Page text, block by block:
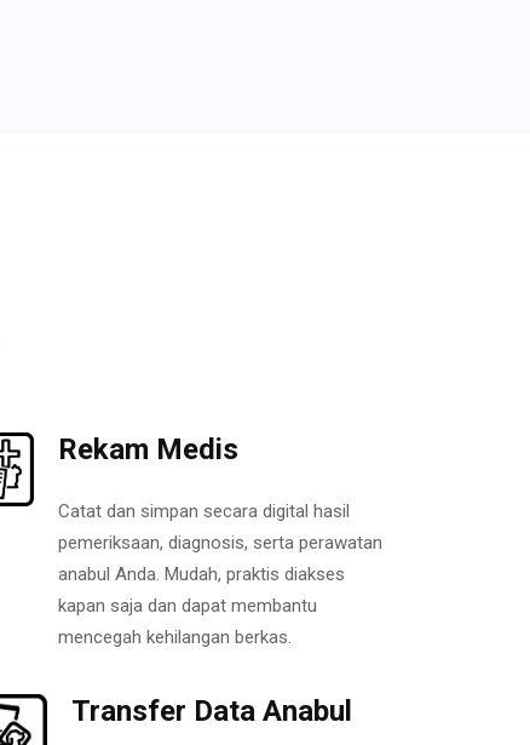
Rekam Medis
Catat dan simpan secara digital hasil
pemeriksaan, diagnosis, serta perawatan
anabul Anda. Mudah, praktis diakses
kapan saja dan dapat membantu
mencegah kehilangan berkas.
Transfer Data Anabul